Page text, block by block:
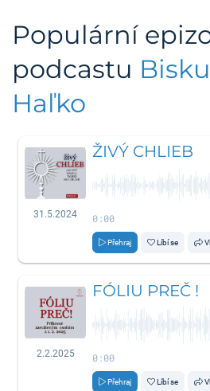
Populární
podcastu
Haľko
31.5.2024
ŽIVÝ CHLIEB
0:00
Přehraj Líbí se
2.2.2025
FÓLIU PREČ !
0:00
Přehraj Líbí se